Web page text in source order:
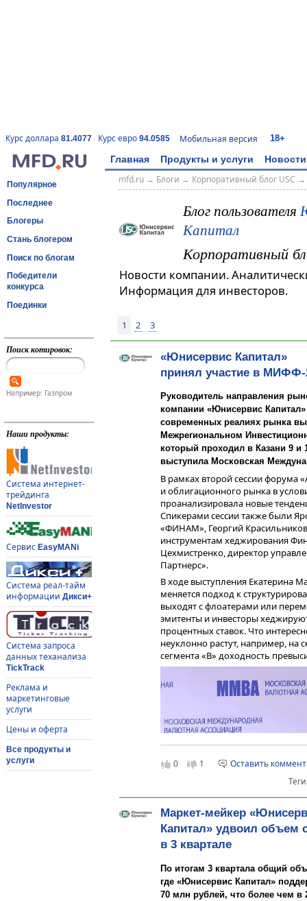
Курс доллара 81.4077 Курс евро 94.0585 Мобильная версия 18+
Главная Продукты и услуги Новости
Популярное
Последнее
Блогеры
Стань блогером
Поиск по блогам
Победители
конкурса
Поединки
Поиск котировок:
Например: Газпром
Наши продукты:
Система интернет-
трейдинга
NetInvestor
Сервис EasyMANi
Система реал-тайм
информации Дикси+
Система запроса
данных теханализа
TickTrack
Реклама и
маркетинговые
услуги
Цены и оферта
Все продукты и
услуги
mfd.ru→ Блоги → Корпоративный блог USC →
Блог пользователя
Капитал
Корпоративный
Новости компании.
Информация для инвесторов.
1 2 3
«Юнисервис Капитал»
принял участие в МИФФ-
Руководитель направления
компании «Юнисервис Капитал»
современных реалиях рынка
Межрегиональном
который проходил в Казани 9 и
выступила Московская
В рамках второй сессии форума
и облигационного рынка в
проанализировала новые
Спикерами сессии также были
«ФИНАМ», Георгий
инструментам хеджирования
Цехмистренко, директор
Партнерс».
В ходе выступления Екатерина
меняется подход к
выходят с флоатерами или
эмитенты и инвесторы
процентных ставок. Что
неуклонно растут, например, на
сегмента «B» доходность
Комментируя расчет
что сегодня эту величину
безрискового инструмента —
доходности.
0 1
Оставить
Маркет-мейкер
Капитал» удвоил объем
в 3 квартале
По итогам 3 квартала общий
где «Юнисервис Капитал»
70 млн рублей, что более чем в